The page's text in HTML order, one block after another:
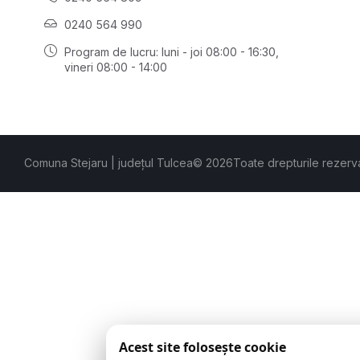
0240 564 990
Program de lucru: luni - joi 08:00 - 16:30,
vineri 08:00 - 14:00
Comuna Stejaru | județul Tulcea© 2026Toate drepturile
Acest site folosește cookie